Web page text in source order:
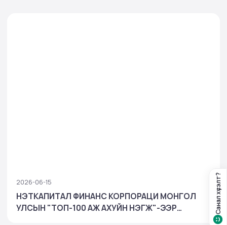
Санал хүсэлт?
2026-06-15
НЭТКАПИТАЛ ФИНАНС КОРПОРАЦИ МОНГОЛ
УЛСЫН "ТОП-100 АЖ АХУЙН НЭГЖ"-ЭЭР